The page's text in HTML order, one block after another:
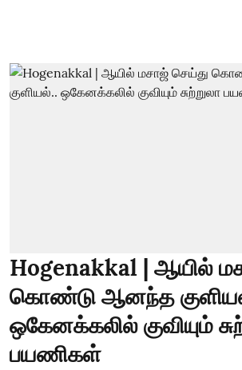
Hogenakkal | ஆயில்
கொண்டு ஆனந்த
ஒகேனக்கலில் குவியும்
பயணிகள்